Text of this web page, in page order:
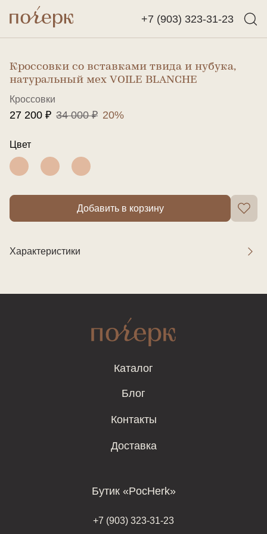
+7 (903) 323-31-23
Назад
Кроссовки со вставками твида и нубука,
натуральный мех VOILE BLANCHE
Кроссовки
27 200 ₽ 34 000 ₽ 20%
Цвет
Добавить в корзину
Характеристики
Каталог
Блог
Контакты
Доставка
Бутик «PocHerk»
+7 (903) 323-31-23